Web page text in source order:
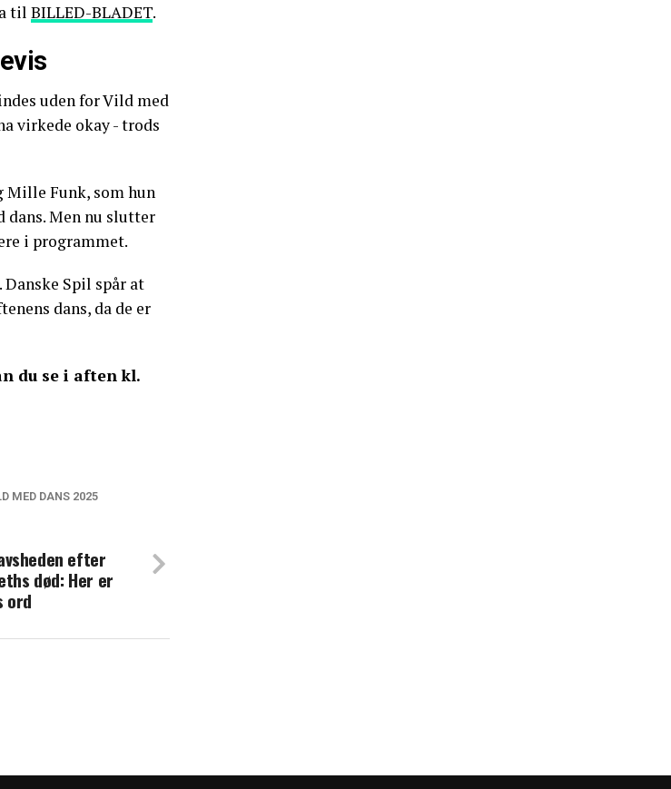
til BILLED-BLADET.
uden for Vild med
virkede okay - trods
Mille Funk, som hun
dans. Men nu slutter
i programmet.
Spil spår at
dans, da de er
du se i aften kl.
for første gang
MED DANS 2025
efter
død: Her er
ord